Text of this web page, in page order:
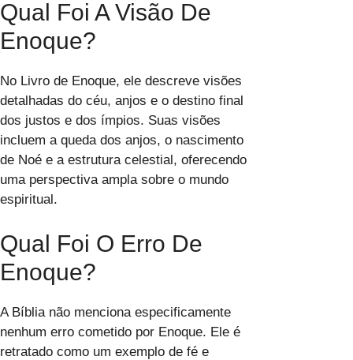
Qual Foi A Visão De
Enoque?
No Livro de Enoque, ele descreve visões
detalhadas do céu, anjos e o destino final
dos justos e dos ímpios. Suas visões
incluem a queda dos anjos, o nascimento
de Noé e a estrutura celestial, oferecendo
uma perspectiva ampla sobre o mundo
espiritual.
Qual Foi O Erro De
Enoque?
A Bíblia não menciona especificamente
nenhum erro cometido por Enoque. Ele é
retratado como um exemplo de fé e